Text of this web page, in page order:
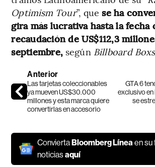
Optimism Tour”, quese ha
gira más lucrativa hasta la fecha
recaudación de US$112,3
septiembre, según Billboard
Anterior
Las tarjetas coleccionables
ya mueven US$30.000
millones y esta marca quiere
convertirlas en accesorio
GTA 6
exclusivo
se
ConviertaBloomberg Línea en su
noticiasaquí